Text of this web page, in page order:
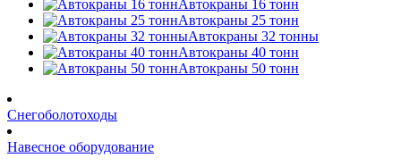
Автокраны 16 тонн
Автокраны 25 тонн
Автокраны 32 тонны
Автокраны 40 тонн
Автокраны 50 тонн
Снегоболотоходы
Навесное оборудование